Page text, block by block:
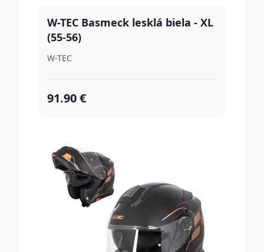
W-TEC Basmeck lesklá biela - XL
(55-56)
W-TEC
91.90 €